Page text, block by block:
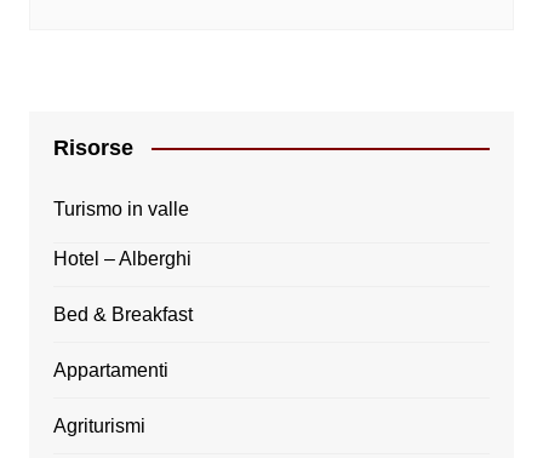
Risorse
Turismo in valle
Hotel – Alberghi
Bed & Breakfast
Appartamenti
Agriturismi